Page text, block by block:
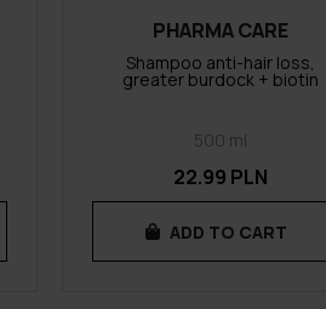
PHARMA CARE
Shampoo anti-hair loss,
greater burdock + biotin
500 ml
22.99 PLN
ADD TO CART